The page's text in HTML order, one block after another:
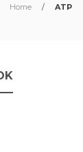
Home / ATP